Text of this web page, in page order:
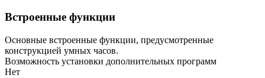
Встроенные функции
Основные встроенные функции, предусмотренные
конструкцией умных часов.
Возможность установки дополнительных программ
Нет